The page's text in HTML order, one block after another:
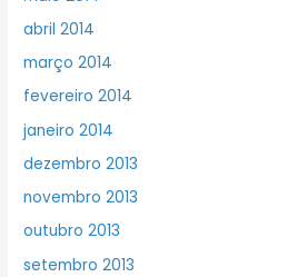
abril 2014
março 2014
fevereiro 2014
janeiro 2014
dezembro 2013
novembro 2013
outubro 2013
setembro 2013